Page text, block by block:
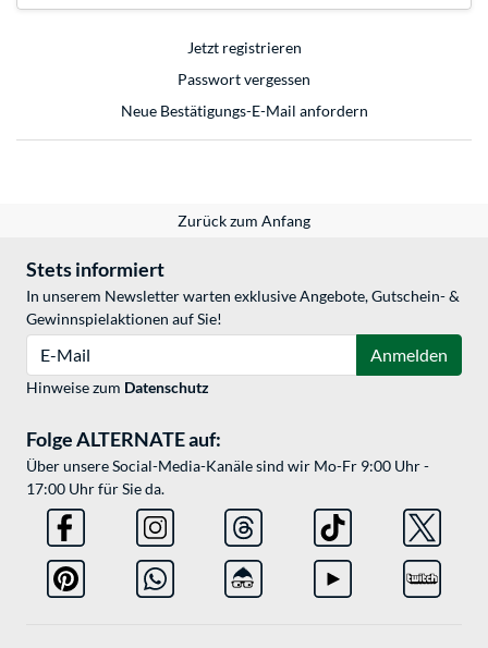
Jetzt registrieren
Passwort vergessen
Neue Bestätigungs-E-Mail anfordern
Zurück zum Anfang
Stets informiert
In unserem Newsletter warten exklusive Angebote, Gutschein- &
Gewinnspielaktionen auf Sie!
Anmelden
Hinweise zum Datenschutz
Folge ALTERNATE auf:
Über unsere Social-Media-Kanäle sind wir Mo-Fr 9:00 Uhr -
17:00 Uhr für Sie da.